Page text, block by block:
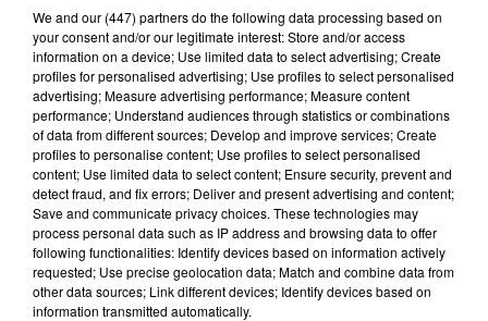
DAFT PUNK
Harder, Better, Faster,
Stronger
TEDDY SWIMS
Mr Know It All
A LA UNE Voir plus
We and our (447) partnersdo the following data processing based on
your consent and/or our legitimate interest: Store and/or access
information on a device; Use limited data to select advertising; Create
profiles for personalised advertising; Use profiles to select personalised
advertising; Measure advertising performance; Measure content
performance; Understand audiences through statistics or combinations
of data from different sources; Develop and improve services; Create
profiles to personalise content; Use profiles to select personalised
content; Use limited data to select content; Ensure security, prevent and
detect fraud, and fix errors; Deliver and present advertising and content;
Save and communicate privacy choices. These technologies may
process personal data such as IP address and browsing data to offer
following functionalities: Identify devices based on information actively
requested; Use precise geolocation data; Match and combine data from
other data sources; Link different devices; Identify devices based on
information transmitted automatically.